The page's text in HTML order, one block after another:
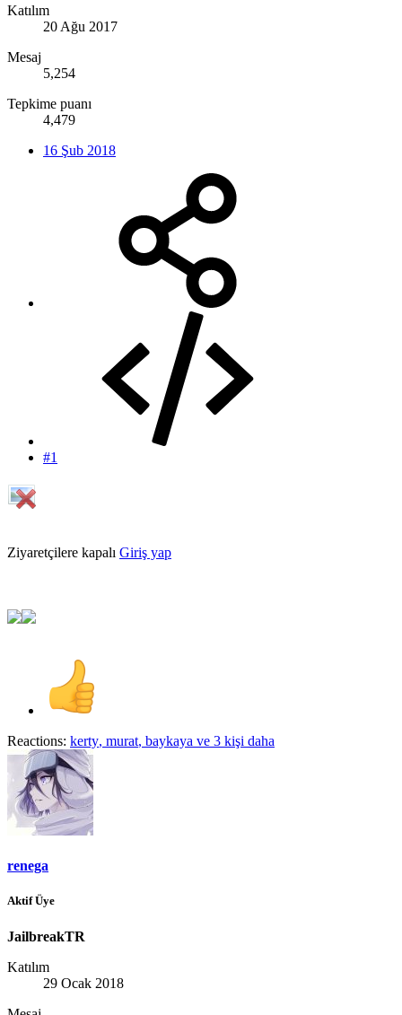
Katılım
20 Ağu 2017
Mesaj
5,254
Tepkime puanı
4,479
16 Şub 2018
#1
Ziyaretçilere kapalı Giriş yap
Reactions: kerty, murat, baykaya ve 3 kişi daha
renega
Aktif Üye
JailbreakTR
Katılım
29 Ocak 2018